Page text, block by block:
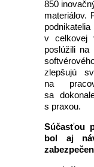
850
materiálov.
v celkovej
poslúžili na
zlepšujú
na
sa
s praxou.
Súčasťou
bol aj